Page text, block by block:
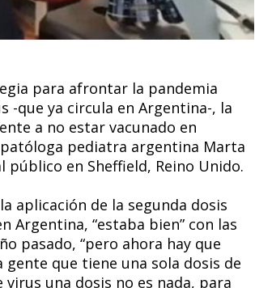
para afrontar la pandemia
-que ya circula en Argentina-, la
a no estar vacunado en
pediatra argentina Marta
en Sheffield, Reino Unido.
aplicación de la segunda dosis
Argentina, “estaba bien” con las
pasado, “pero ahora hay que
que tiene una sola dosis de
virus una dosis no es nada, para